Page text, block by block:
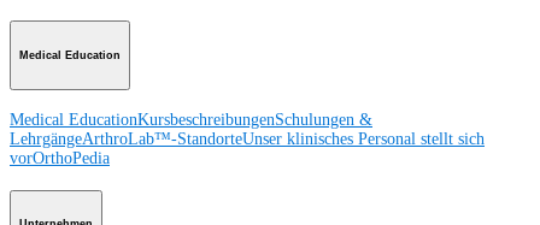
Medical Education
Medical EducationKursbeschreibungenSchulungen &
LehrgängeArthroLab™-StandorteUnser klinisches Personal stellt sich
vorOrthoPedia